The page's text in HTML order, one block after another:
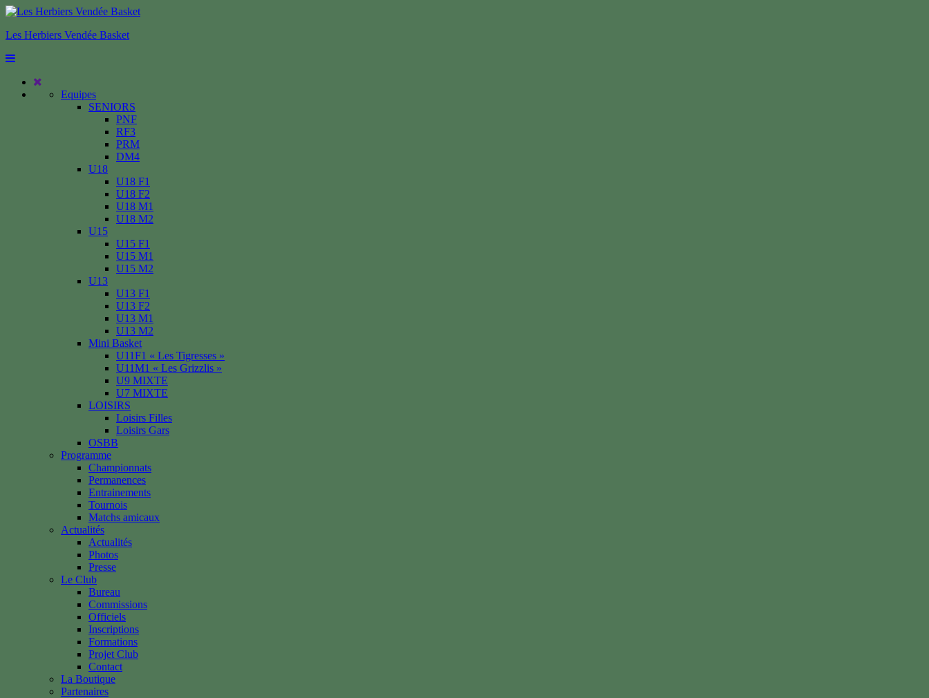
Les Herbiers Vendée Basket
Equipes
SENIORS
PNF
RF3
PRM
DM4
U18
U18 F1
U18 F2
U18 M1
U18 M2
U15
U15 F1
U15 M1
U15 M2
U13
U13 F1
U13 F2
U13 M1
U13 M2
Mini Basket
U11F1 « Les Tigresses »
U11M1 « Les Grizzlis »
U9 MIXTE
U7 MIXTE
LOISIRS
Loisirs Filles
Loisirs Gars
OSBB
Programme
Championnats
Permanences
Entrainements
Tournois
Matchs amicaux
Actualités
Actualités
Photos
Presse
Le Club
Bureau
Commissions
Officiels
Inscriptions
Formations
Projet Club
Contact
La Boutique
Partenaires